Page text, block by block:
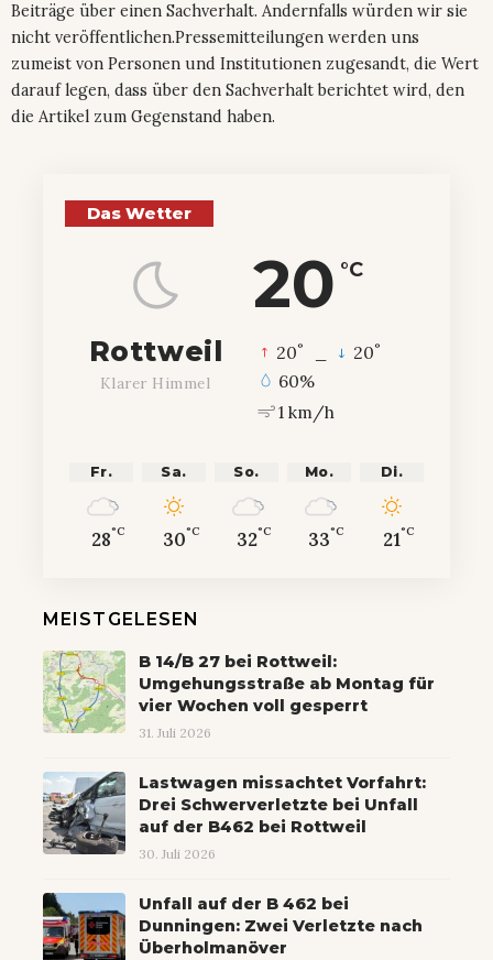
Beiträge über einen Sachverhalt. Andernfalls würden wir sie
nicht veröffentlichen.Pressemitteilungen werden uns
zumeist von Personen und Institutionen zugesandt, die Wert
darauf legen, dass über den Sachverhalt berichtet wird, den
die Artikel zum Gegenstand haben.
Das Wetter
20 °C
Rottweil
Klarer Himmel
20° 20°
60%
1 km/h
Fr.
28°C
Sa.
30°C
So.
32°C
Mo.
33°C
Di.
21°C
MEISTGELESEN
B 14/B 27 bei Rottweil:
Umgehungsstraße ab Montag für
vier Wochen voll gesperrt
31. Juli 2026
Lastwagen missachtet Vorfahrt:
Drei Schwerverletzte bei Unfall
auf der B462 bei Rottweil
30. Juli 2026
Unfall auf der B 462 bei
Dunningen: Zwei Verletzte nach
Überholmanöver